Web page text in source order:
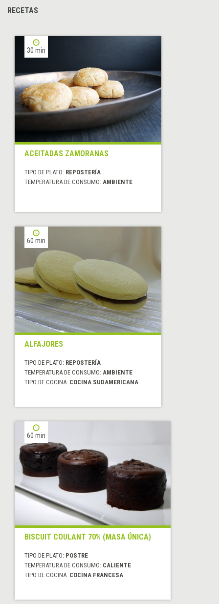
RECETAS
30 min
ACEITADAS ZAMORANAS
TIPO DE PLATO: REPOSTERÍA
TEMPERATURA DE CONSUMO: AMBIENTE
60 min
ALFAJORES
TIPO DE PLATO: REPOSTERÍA
TEMPERATURA DE CONSUMO: AMBIENTE
TIPO DE COCINA: COCINA SUDAMERICANA
60 min
BISCUIT COULANT 70% (MASA ÚNICA)
TIPO DE PLATO: POSTRE
TEMPERATURA DE CONSUMO: CALIENTE
TIPO DE COCINA: COCINA FRANCESA